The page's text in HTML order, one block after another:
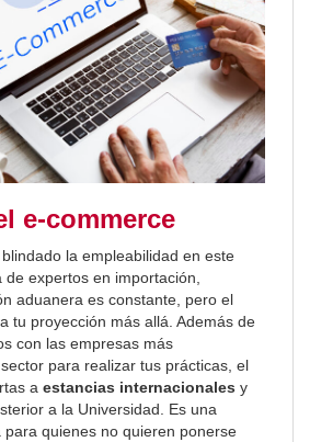
e-commerce
la empleabilidad en este
expertos en importación,
aduanera es constante, pero el
tu proyección más allá. Además de
con las empresas más
para realizar tus prácticas, el
a estancias internacionales y
a la Universidad. Es una
quienes no quieren ponerse